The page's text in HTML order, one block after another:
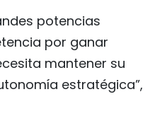
potencias
por ganar
mantener su
estratégica”,